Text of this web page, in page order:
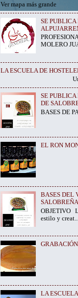
Ver mapa más grande
SE PUBLICA
MOLERO
LA ESCUELA DE
Una larga demanda
SE PUBLICA
DE
BASES DE
EL RON
BASES DEL
OBJETIVO
estilo y
LA